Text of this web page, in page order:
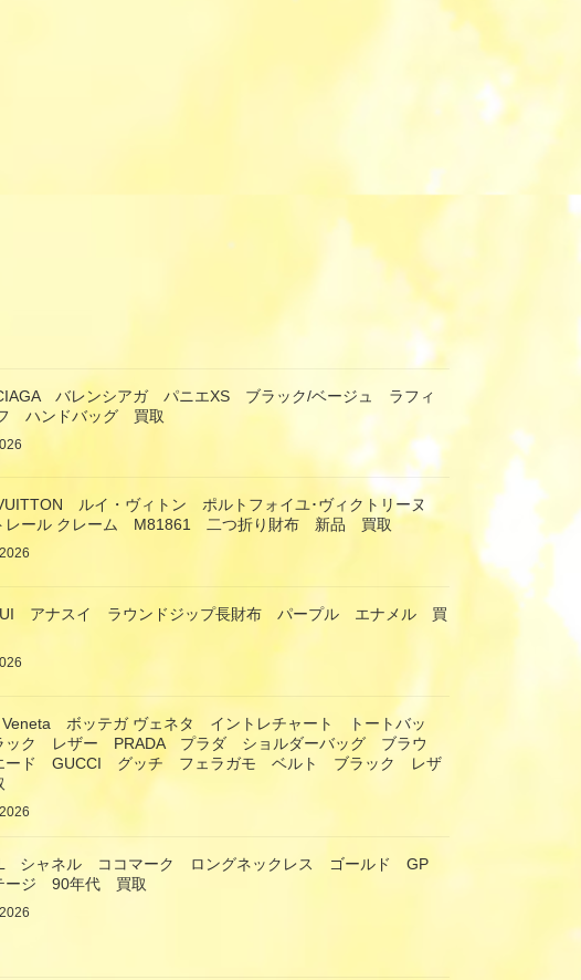
バレンシアガ パニエXS ブラック/ベージュ ラフィ
ハンドバッグ 買取
ルイ・ヴィトン ポルトフォイユ･ヴィクトリーヌ
レール クレーム M81861 二つ折り財布 新品 買取
アナスイ ラウンドジップ長財布 パープル エナメル 買
Veneta ボッテガ ヴェネタ イントレチャート トートバッ
ク レザー PRADA プラダ ショルダーバッグ ブラウ
ード GUCCI グッチ フェラガモ ベルト ブラック レザ
シャネル ココマーク ロングネックレス ゴールド GP
ージ 90年代 買取